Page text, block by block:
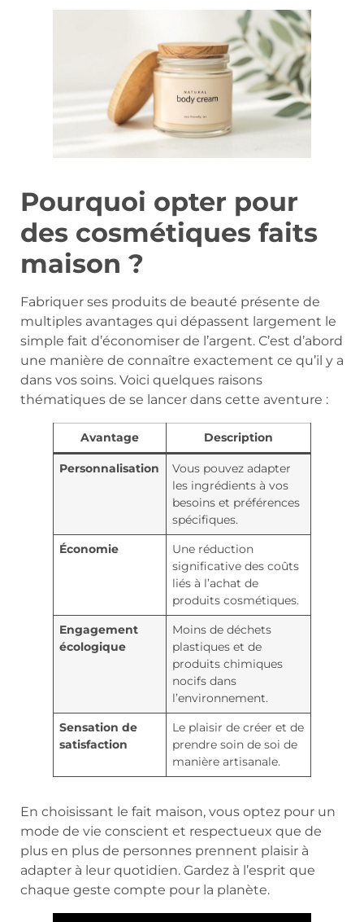
Pourquoi opter pour
des cosmétiques faits
maison ?
Fabriquer ses produits de beauté présente de
multiples avantages qui dépassent largement le
simple fait d’économiser de l’argent. C’est d’abord
une manière de connaître exactement ce qu’il y a
dans vos soins. Voici quelques raisons
thématiques de se lancer dans cette aventure :
Avantage Description
Personnalisation
Vous pouvez adapter
les ingrédients à vos
besoins et préférences
spécifiques.
Économie
Une réduction
significative des coûts
liés à l’achat de
produits cosmétiques.
Engagement
écologique
Moins de déchets
plastiques et de
produits chimiques
nocifs dans
l’environnement.
Sensation de
satisfaction
Le plaisir de créer et de
prendre soin de soi de
manière artisanale.
En choisissant le fait maison, vous optez pour un
mode de vie conscient et respectueux que de
plus en plus de personnes prennent plaisir à
adapter à leur quotidien. Gardez à l’esprit que
chaque geste compte pour la planète.